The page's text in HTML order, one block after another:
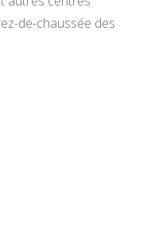
de-chaussée des